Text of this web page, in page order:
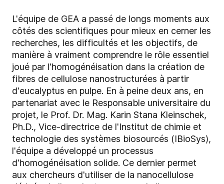
L'équipe de GEA a passé de longs moments aux
côtés des scientifiques pour mieux en cerner les
recherches, les difficultés et les objectifs, de
manière à vraiment comprendre le rôle essentiel
joué par l'homogénéisation dans la création de
fibres de cellulose nanostructurées à partir
d'eucalyptus en pulpe. En à peine deux ans, en
partenariat avec le Responsable universitaire du
projet, le Prof. Dr. Mag. Karin Stana Kleinschek,
Ph.D., Vice-directrice de l'Institut de chimie et
technologie des systèmes biosourcés (IBioSys),
l'équipe a développé un processus
d'homogénéisation solide. Ce dernier permet
aux chercheurs d'utiliser de la nanocellulose